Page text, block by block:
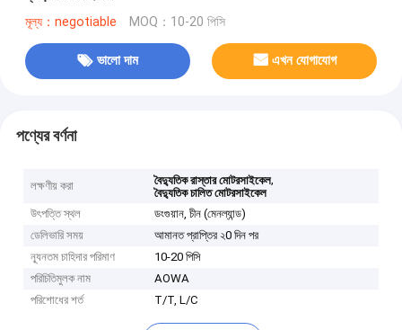
মূল্য：negotiable MOQ：10-20 পিসি
ভালো দাম এখন যোগাযোগ
পণ্যের বর্ণনা
লক্ষণীয় করা বৈদ্যুতিক রাস্তার মোটরসাইকেল,
বৈদ্যুতিক চালিত মোটরসাইকেল
উৎপত্তি স্থল
ডংগুয়ান, চীন (মেনল্যান্ড)
ডেলিভারি সময়
আমানত প্রাপ্তির ২0 দিন পর
ন্যূনতম চাহিদার পরিমাণ
10-20 পিসি
পরিচিতিমুলক নাম
AOWA
পরিশোধের শর্ত
T/T, L/C